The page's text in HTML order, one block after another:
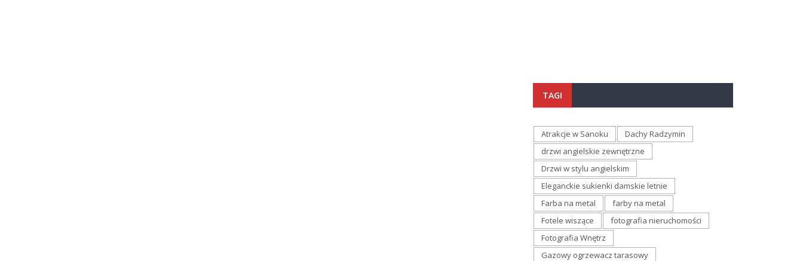
TAGI
Atrakcje w Sanoku
Dachy Radzymin
drzwi angielskie zewnętrzne
Drzwi w stylu angielskim
Eleganckie sukienki damskie letnie
Farba na metal
farby na metal
Fotele wiszące
fotografia nieruchomości
Fotografia Wnętrz
Gazowy ogrzewacz tarasowy